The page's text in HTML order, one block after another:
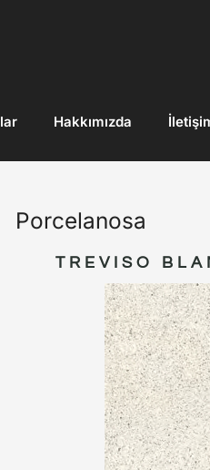
Hakkımızda
Porcelanosa
TREVISO